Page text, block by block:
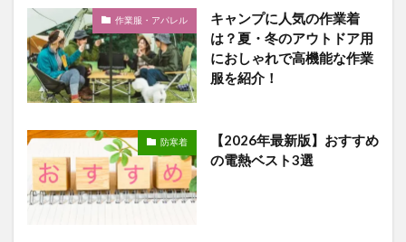
作業服・アパレル
キャンプに人気の作業着
は？夏・冬のアウトドア用
におしゃれで高機能な作業
服を紹介！
防寒着
【2026年最新版】おすすめ
の電熱ベスト3選